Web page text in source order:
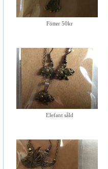
Fötter 50kr
Elefant såld